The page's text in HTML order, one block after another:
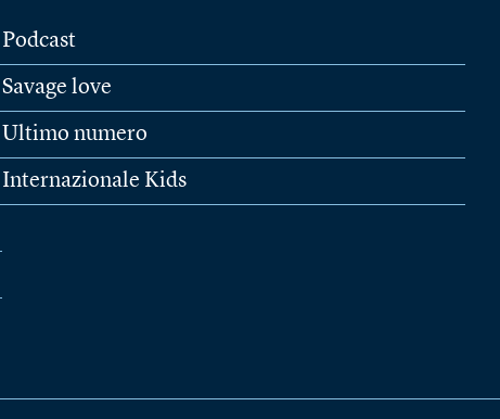
Podcast
Savage love
Ultimo numero
Internazionale Kids